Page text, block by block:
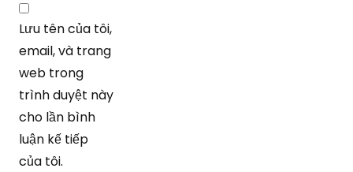
Lưu tên của tôi,
email, và trang
web trong
trình duyệt này
cho lần bình
luận kế tiếp
của tôi.